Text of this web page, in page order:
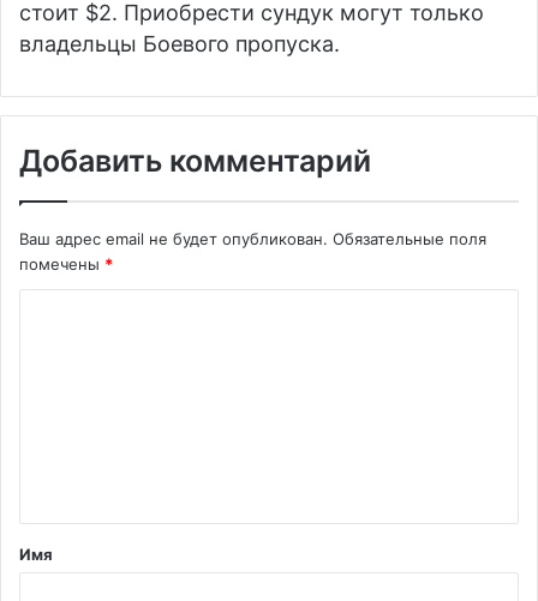
стоит $2. Приобрести сундук могут только
владельцы Боевого пропуска.
Добавить комментарий
Ваш адрес email не будет опубликован. Обязательные поля
помечены *
т
а
Имя